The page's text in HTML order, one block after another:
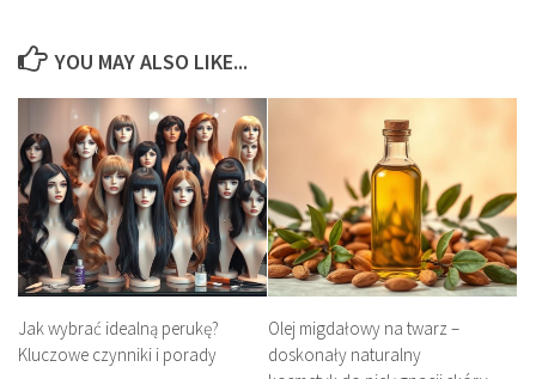
YOU MAY ALSO LIKE...
Jak wybrać idealną perukę?
Kluczowe czynniki i porady
Olej migdałowy na twarz –
doskonały naturalny